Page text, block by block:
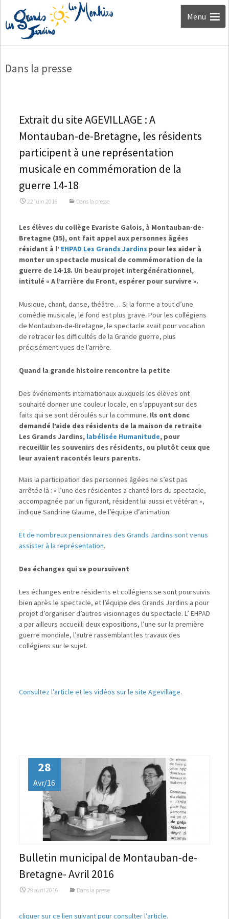
Menu
Dans la presse
Extrait du site AGEVILLAGE : A
Montauban-de-Bretagne, les résidents
participent à une représentation
musicale en commémoration de la
guerre 14-18
22 juin 2016 Dans la presse
Les élèves du collège Evariste Galois, à Montauban-de-
Bretagne (35), ont fait appel aux personnes âgées
résidant à l’ EHPAD Les Grands Jardins pour les aider à
monter un spectacle musical de commémoration de la
guerre de 14-18. Un beau projet intergénérationnel,
intitulé « A l’arrière du Front, espérer pour survivre ».
Musique, chant, danse, théâtre… Si la forme a tout d’une
comédie musicale, le fond est plus grave. Pour les collégiens
de Montauban-de-Bretagne, le spectacle avait pour vocation
de retracer les difficultés de la Grande guerre, plus
précisément vues de l’arrière.
Quand la grande histoire rencontre la petite
Des événements internationaux auxquels les élèves ont
souhaité donner une couleur locale, en s’appuyant sur des
faits qui se sont déroulés sur la commune. Ils ont donc
demandé l’aide des résidents de la maison de retraite
Les Grands Jardins, labélisée Humanitude, pour
recueillir les souvenirs des résidents, ou plutôt ceux que
leur avaient racontés leurs parents.
Mais la participation des personnes âgées ne s’est pas
arrêtée là : « l’une des résidentes a chanté lors du spectacle,
accompagnée par un figurant, résident lui aussi et vétéran »,
indique Sandrine Glaume, de l’équipe d’animation.
Et de nombreux pensionnaires des Grands Jardins sont venus
assister à la représentation.
Des échanges qui se poursuivent
Les échanges entre résidents et collégiens se sont poursuivis
bien après le spectacle, et l’équipe des Grands Jardins a pour
projet d’organiser d’autres visionnages du spectacle. L’ EHPAD
a par ailleurs accueilli deux expositions, l’une sur la première
guerre mondiale, l’autre rassemblant les travaux des
collégiens sur le sujet.
Consultez l’article et les vidéos sur le site Agevillage.
28
Avr/16
Bulletin municipal de Montauban-de-
Bretagne- Avril 2016
28 avril 2016 Dans la presse
cliquer sur ce lien suivant pour consulter l’article.